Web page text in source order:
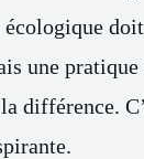
une
différence.